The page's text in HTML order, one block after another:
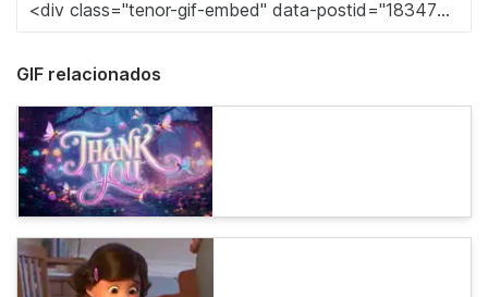
GIF relacionados